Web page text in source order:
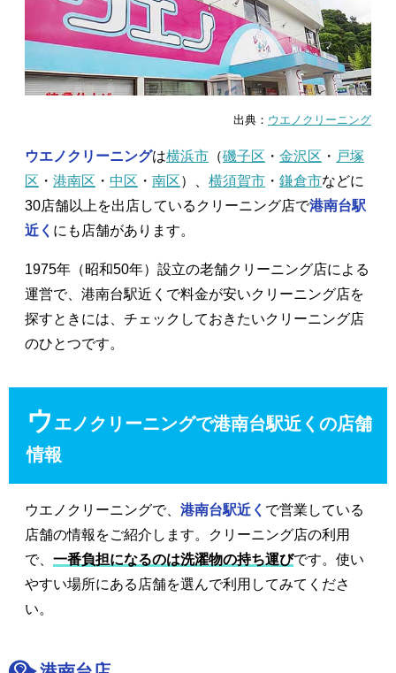
出典： ウエノクリーニング
ウエノクリーニングは横浜市 （磯子区 ・ 金沢区 ・ 戸塚
区 ・ 港南区 ・ 中区 ・ 南区）、 横須賀市 ・ 鎌倉市などに
30店舗以上を出店しているクリーニング店で港南台駅
近く にも店舗があります。
1975年（昭和50年）設立の老舗クリーニング店による
運営で、港南台駅近くで料金が安いクリーニング店を
探すときには、チェックしておきたいクリーニング店
のひとつです。
ウ エノクリーニングで港南台駅近くの店舗
情報
ウエノクリーニングで、 港南台駅近く で営業している
店舗の情報をご紹介します。クリーニング店の利用
で、 一番負担になるのは洗濯物の持ち運びです。使い
やすい場所にある店舗を選んで利用してみてくださ
い。